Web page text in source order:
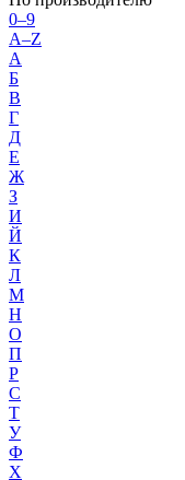
0–9
A–Z
А
Б
В
Г
Д
Е
Ж
З
И
Й
К
Л
М
Н
О
П
Р
С
Т
У
Ф
Х